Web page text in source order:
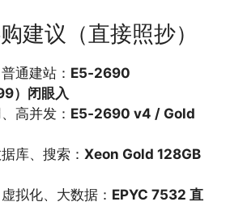
建议（直接照抄）
通建站： E5‑2690
）闭眼入
高并发： E5‑2690 v4 / Gold
库、搜索： Xeon Gold 128GB
拟化、大数据： EPYC 7532 直